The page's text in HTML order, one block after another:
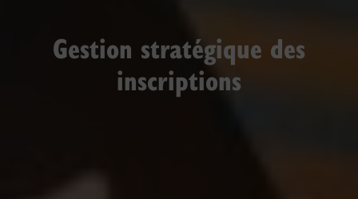
Gestion stratégique des
inscriptions